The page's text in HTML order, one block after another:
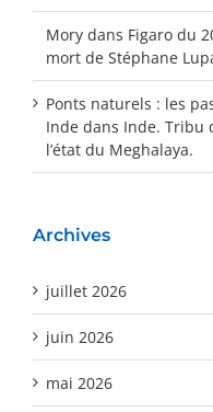
Mory dans Figaro du
mort de Stéphane
Ponts naturels : les
Inde dans Inde. Tribu
l’état du Meghalaya.
Archives
juillet 2026
juin 2026
mai 2026